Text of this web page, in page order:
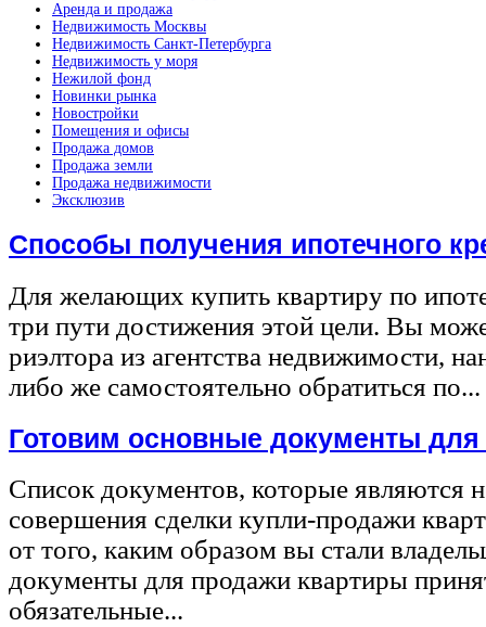
Аренда и продажа
Недвижимость Москвы
Недвижимость Санкт-Петербурга
Недвижимость у моря
Нежилой фонд
Новинки рынка
Новостройки
Помещения и офисы
Продажа домов
Продажа земли
Продажа недвижимости
Эксклюзив
Способы получения ипотечного
Для желающих купить квартиру по
три пути достижения этой цели. Вы
риэлтора из агентства недвижимости,
либо же самостоятельно обратиться по...
Готовим основные документы
Список документов, которые являются
совершения сделки купли-продажи
от того, каким образом вы стали
документы для продажи квартиры
обязательные...